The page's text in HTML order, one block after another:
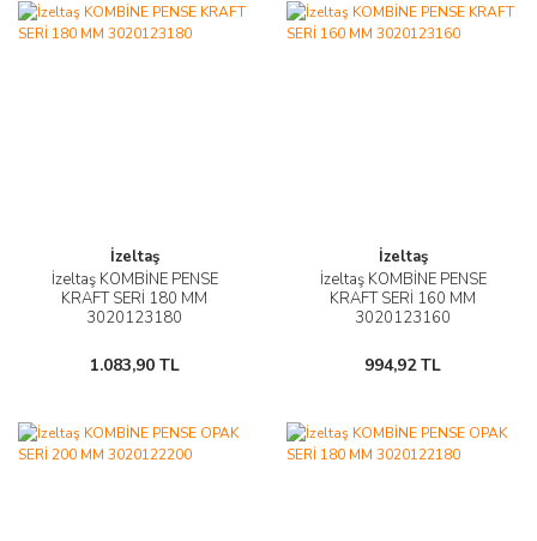
İzeltaş
İzeltaş KOMBİNE PENSE
KRAFT SERİ 180 MM
3020123180
1.083,90 TL
İzeltaş
İzeltaş KOMBİNE PENSE
KRAFT SERİ 160 MM
3020123160
994,92 TL